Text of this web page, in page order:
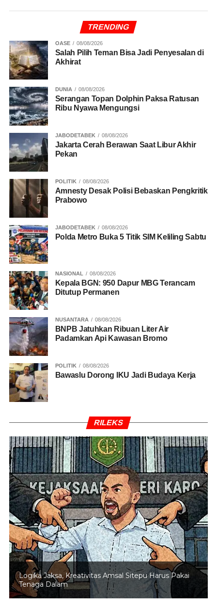
TRENDING
OASE 08/08/2026
Salah Pilih Teman Bisa Jadi Penyesalan di
Akhirat
DUNIA 08/08/2026
Serangan Topan Dolphin Paksa Ratusan
Ribu Nyawa Mengungsi
JABODETABEK 08/08/2026
Jakarta Cerah Berawan Saat Libur Akhir
Pekan
POLITIK 08/08/2026
Amnesty Desak Polisi Bebaskan Pengkritik
Prabowo
JABODETABEK 08/08/2026
Polda Metro Buka 5 Titik SIM Keliling Sabtu
NASIONAL 08/08/2026
Kepala BGN: 950 Dapur MBG Terancam
Ditutup Permanen
NUSANTARA 08/08/2026
BNPB Jatuhkan Ribuan Liter Air
Padamkan Api Kawasan Bromo
POLITIK 08/08/2026
Bawaslu Dorong IKU Jadi Budaya Kerja
RILEKS
Logika Jaksa, Kreativitas Amsal Sitepu Harus Pakai
Tenaga Dalam